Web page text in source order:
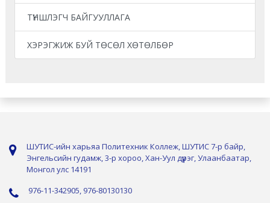
ТҮНШЛЭГЧ БАЙГУУЛЛАГА
ХЭРЭГЖИЖ БУЙ ТӨСӨЛ ХӨТӨЛБӨР
ШУТИС-ийн харьяа Политехник Коллеж, ШУТИС 7-р байр,
Энгельсийн гудамж, 3-р хороо, Хан-Уул дүүрэг, Улаанбаатар,
Монгол улс 14191
976-11-342905, 976-80130130